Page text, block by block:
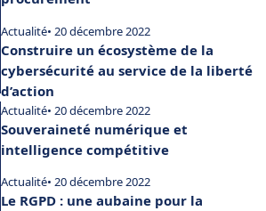
Actualité• 20 décembre 2022
Construire un écosystème de la
cybersécurité au service de la liberté
d’action
Actualité• 20 décembre 2022
Souveraineté numérique et
intelligence compétitive
Actualité• 20 décembre 2022
Le RGPD : une aubaine pour la